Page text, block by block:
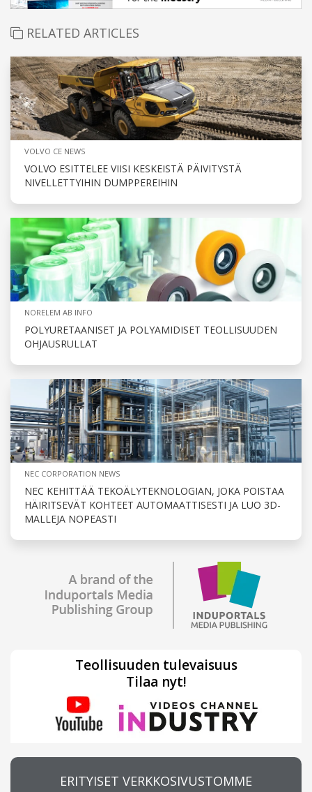
RELATED ARTICLES
VOLVO CE NEWS
VOLVO ESITTELEE VIISI KESKEISTÄ PÄIVITYSTÄ
NIVELLETTYIHIN DUMPPEREIHIN
NORELEM AB INFO
POLYURETAANISET JA POLYAMIDISET TEOLLISUUDEN
OHJAUSRULLAT
NEC CORPORATION NEWS
NEC KEHITTÄÄ TEKOÄLYTEKNOLOGIAN, JOKA POISTAA
HÄIRITSEVÄT KOHTEET AUTOMAATTISESTI JA LUO 3D-
MALLEJA NOPEASTI
Teollisuuden tulevaisuus
Tilaa nyt!
ERITYISET VERKKOSIVUSTOMME